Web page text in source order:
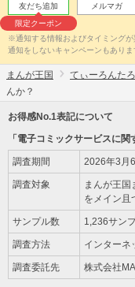
友だち追加
限定クーポン
メルマガ
※通知する情報およびタイミング
通知をしないキャンペーンもありま
まんが王国 てぃーろんた
んか？
お得感No.1表記について
「電子コミックサービスに関
調査期間 2026年3月
調査対象
まんが王国
をメイン且
サンプル数 1,236サン
調査方法 インターネ
調査委託先 株式会社